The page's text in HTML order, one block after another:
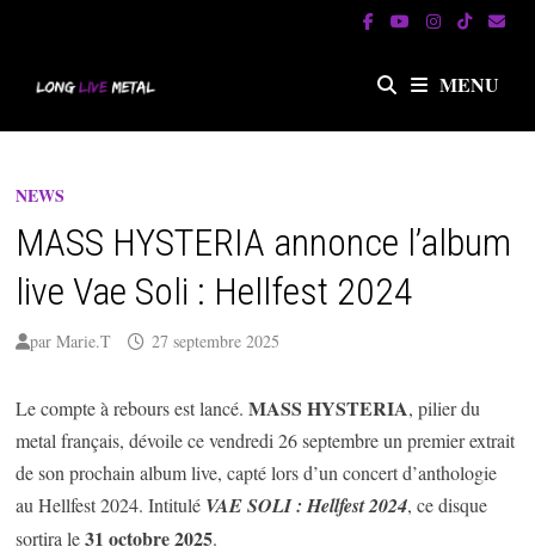
MENU
NEWS
MASS HYSTERIA annonce l’album
live Vae Soli : Hellfest 2024
parMarie.T 27 septembre 2025
Le compte à rebours est lancé.MASS HYSTERIA, pilier du
metal français, dévoile ce vendredi 26 septembre un premier extrait
de son prochain album live, capté lors d’un concert d’anthologie
au Hellfest 2024. Intitulé VAE SOLI : Hellfest 2024, ce disque
sortira le31 octobre 2025.